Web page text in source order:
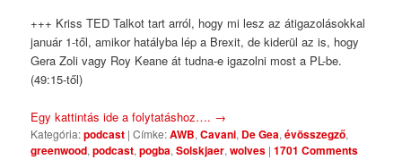
+++ Kriss TED Talkot tart arról, hogy mi lesz az átigazolásokkal
január 1-től, amikor hatályba lép a Brexit, de kiderül az is, hogy
Gera Zoli vagy Roy Keane át tudna-e igazolni most a PL-be.
(49:15-től)
Egy kattintás ide a folytatáshoz…. →
Kategória:podcast |Címke:AWB,Cavani, De Gea,évösszegző,
greenwood,podcast,pogba,Solskjaer,wolves |1701 Comments